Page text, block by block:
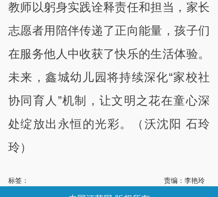
教师以躬身实践诠释责任和担当，家长
志愿者用陪伴传递了正向能量，孩子们
在服务他人中收获了快乐的生活体验。
未来，鑫城幼儿园将持续深化“家校社
协同育人”机制，让文明之花在童心深
处绽放出永恒的光彩。
（沃沈阳 石玲
玲）
标签： 责编：李艳玲